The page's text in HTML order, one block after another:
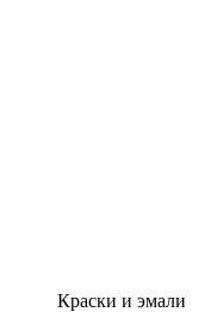
Краски и эмали